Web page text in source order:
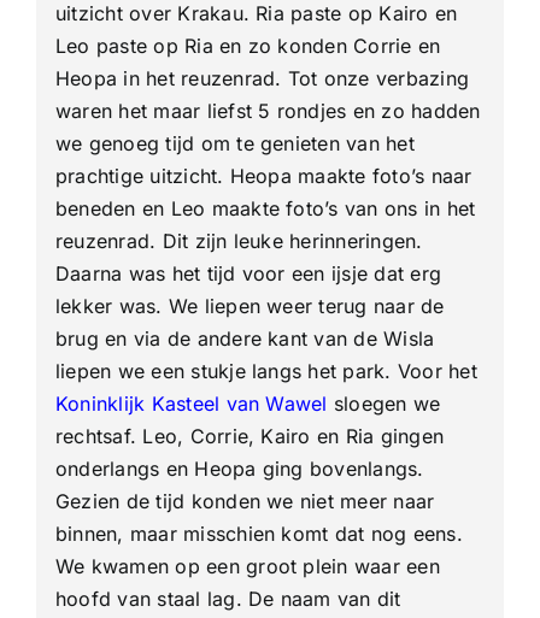
uitzicht over Krakau. Ria paste op Kairo en
Leo paste op Ria en zo konden Corrie en
Heopa in het reuzenrad. Tot onze verbazing
waren het maar liefst 5 rondjes en zo hadden
we genoeg tijd om te genieten van het
prachtige uitzicht. Heopa maakte foto’s naar
beneden en Leo maakte foto’s van ons in het
reuzenrad. Dit zijn leuke herinneringen.
Daarna was het tijd voor een ijsje dat erg
lekker was. We liepen weer terug naar de
brug en via de andere kant van de Wisla
liepen we een stukje langs het park. Voor het
Koninklijk Kasteel van Wawel sloegen we
rechtsaf. Leo, Corrie, Kairo en Ria gingen
onderlangs en Heopa ging bovenlangs.
Gezien de tijd konden we niet meer naar
binnen, maar misschien komt dat nog eens.
We kwamen op een groot plein waar een
hoofd van staal lag. De naam van dit